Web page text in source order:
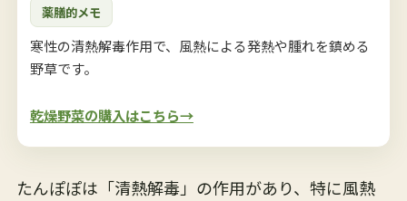
薬膳的メモ
寒性の清熱解毒作用で、風熱による発熱や腫れを鎮める
野草です。
乾燥野菜の購入はこちら→
たんぽぽは「清熱解毒」の作用があり、特に風熱